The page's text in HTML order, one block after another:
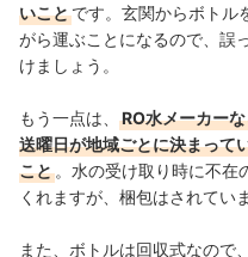
いことです。玄関からボトル
がら運ぶことになるので、誤
けましょう。
もう一点は、
RO水メーカー
送曜日が地域ごとに決まって
こと 。水の受け取り時に不在
くれますが、梱包はされてい
また、ボトルは回収式なので